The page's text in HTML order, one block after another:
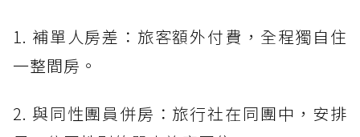
1. 補單人房差：旅客額外付費，全程獨自住
一整間房。
2. 與同性團員併房：旅行社在同團中，安排